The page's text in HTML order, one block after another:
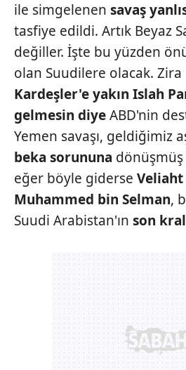
6698 sayılı Kişisel Verilerin
hazırlanmış Aydınlatma
ilgili mevzuata uygun olarak
almak için lütfentıklayınız.
ile simgelenen savaş
tasfiye edildi. Artık Beyaz
değiller. İşte bu yüzden
olan Suudilere olacak. Zira
Kardeşler'e yakın Islah
gelmesin diyeABD'nin
Yemen savaşı, geldiğimiz
beka sorununa dönüşmüş
eğer böyle giderse Veliaht
Muhammed bin Selman,
Suudi Arabistan'ın son